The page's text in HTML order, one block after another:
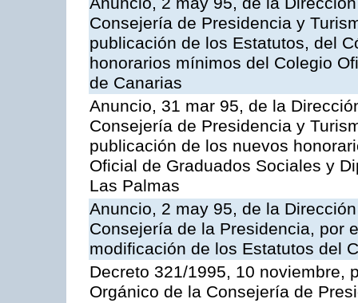
Consejería de Presidencia y
publicación de los Estatutos, del
honorarios mínimos del Colegio
de Canarias
Anuncio, 31 mar 95, de la
Consejería de Presidencia y
publicación de los nuevos
Oficial de Graduados Sociales y
Las Palmas
Anuncio, 2 may 95, de la
Consejería de la Presidencia, por
modificación de los Estatutos del
Decreto 321/1995, 10 noviembre,
Orgánico de la Consejería de